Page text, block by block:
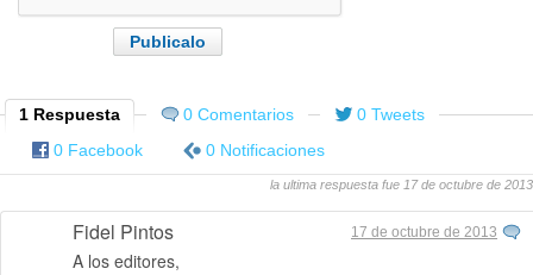
1 Respuesta 0 Comentarios
0 Tweets
0 Facebook
0 Notificaciones
la ultima respuesta fue 17 de octubre de 2013
Fidel Pintos 17 de octubre de 2013
A los editores,